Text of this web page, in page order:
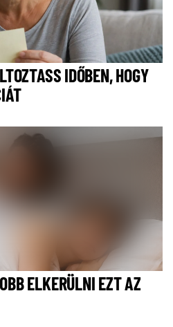
IDŐBEN, HOGY
ELKERÜLNI EZT AZ